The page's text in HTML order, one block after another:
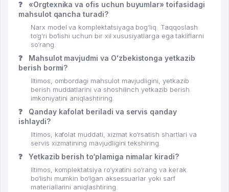
❓
«Orgtexnika va ofis uchun buyumlar» toifasidagi
mahsulot qancha turadi?
Narx model va komplektatsiyaga bog‘liq. Taqqoslash
to‘g‘ri bo‘lishi uchun bir xil xususiyatlarga ega takliflarni
so‘rang.
❓
Mahsulot mavjudmi va Oʻzbekistonga yetkazib
berish bormi?
Iltimos, ombordagi mahsulot mavjudligini, yetkazib
berish muddatlarini va shoshilinch yetkazib berish
imkoniyatini aniqlashtiring.
❓
Qanday kafolat beriladi va servis qanday
ishlaydi?
Iltimos, kafolat muddati, xizmat ko‘rsatish shartlari va
servis xizmatining mavjudligini tekshiring.
❓ Yetkazib berish to‘plamiga nimalar kiradi?
Iltimos, komplektatsiya ro‘yxatini so‘rang va kerak
bo‘lishi mumkin bo‘lgan aksessuarlar yoki sarf
materiallarini aniqlashtiring.